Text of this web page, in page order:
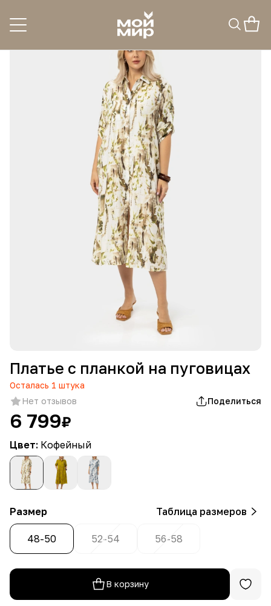
Платье с планкой на пуговицах
Осталась 1 штука
Нет отзывов
Поделиться
6 799₽
Цвет: Кофейный
Размер Таблица размеров
48-50 52-54 56-58
В корзину